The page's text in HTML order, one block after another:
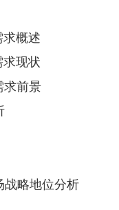
概述
现状
求前景
战略地位分析